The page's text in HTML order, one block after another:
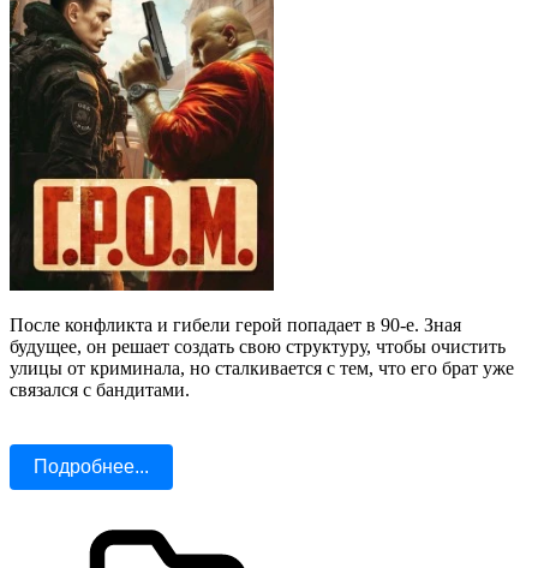
После конфликта и гибели герой попадает в 90-е. Зная
будущее, он решает создать свою структуру, чтобы очистить
улицы от криминала, но сталкивается с тем, что его брат уже
связался с бандитами.
Подробнее...